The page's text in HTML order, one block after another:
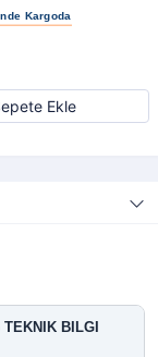
Ekle
BILGI